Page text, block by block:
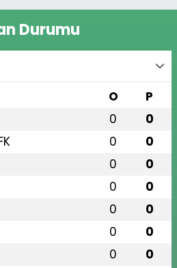
Durumu
O P
0 0
0 0
0 0
0 0
0 0
0 0
0 0